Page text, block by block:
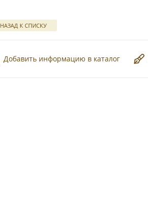
НАЗАД К СПИСКУ
Добавить информацию в каталог